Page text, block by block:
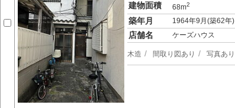
建物面積 68m2
築年月 1964年9月(築62年)
店舗名 ケーズハウス
木造 間取り図あり 写真あり